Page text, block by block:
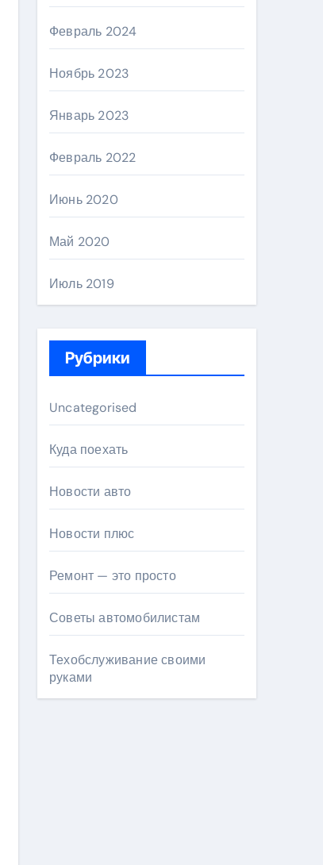
Февраль 2024
Ноябрь 2023
Январь 2023
Февраль 2022
Июнь 2020
Май 2020
Июль 2019
Рубрики
Uncategorised
Куда поехать
Новости авто
Новости плюс
Ремонт — это просто
Советы автомобилистам
Техобслуживание своими
руками